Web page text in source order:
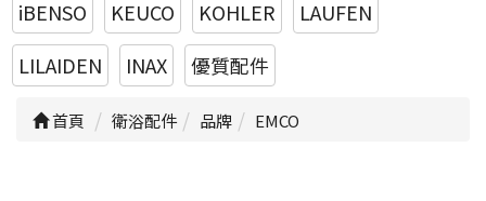
iBENSO
KEUCO KOHLER
LAUFEN
LILAIDEN
INAX 優質配件
首頁 衛浴配件 品牌 EMCO